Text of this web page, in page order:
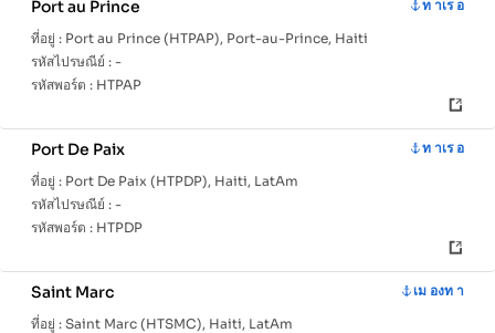
Port au Prince
ท าเร อ
ที่อยู่ : Port au Prince (HTPAP), Port-au-Prince, Haiti
รหัสไปรษณีย์ : -
รหัสพอร์ต : HTPAP
Port De Paix
ท าเร อ
ที่อยู่ : Port De Paix (HTPDP), Haiti, LatAm
รหัสไปรษณีย์ : -
รหัสพอร์ต : HTPDP
Saint Marc
เม องท า
ที่อยู่ : Saint Marc (HTSMC), Haiti, LatAm